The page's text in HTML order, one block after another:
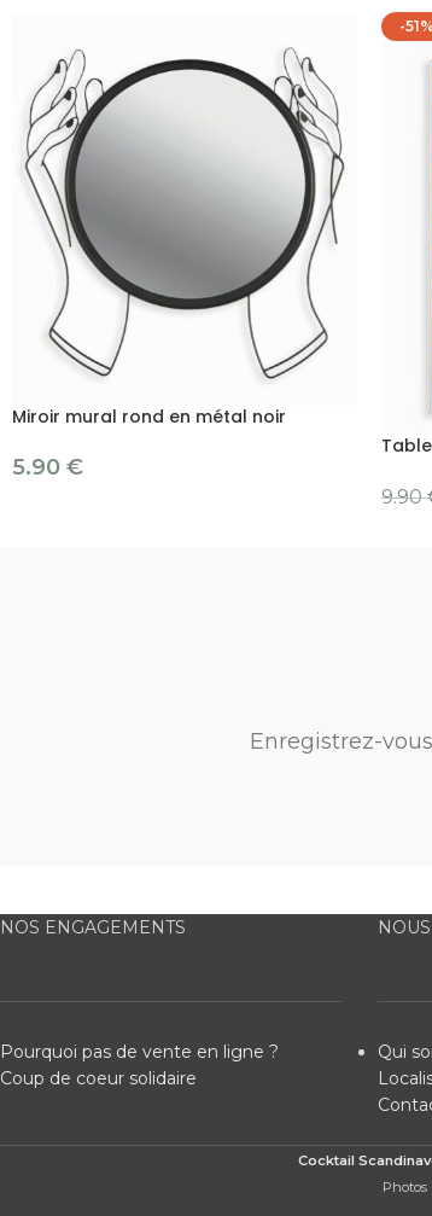
Miroir mural rond en métal noir
5.90 €
-51%
9.90
Enregistrez-
NOS ENGAGEMENTS
Pourquoi pas de vente en ligne ?
Coup de coeur solidaire
Qui
Cocktail
Photos